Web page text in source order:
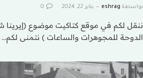
بواسطة eshrag يناير 22, 2024 0
ننقل لكم في موقع كتاكيت موضوع
الدوحة للمجوهرات والساعات ) نتمنى لكم…